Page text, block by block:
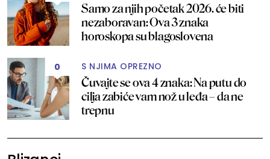
Samo za njih početak 2026. će biti
nezaboravan: Ova 3 znaka
horoskopa su blagoslovena
0 S NJIMA OPREZNO
Čuvajte se ova 4 znaka: Na putu do
cilja zabiće vam nož u leđa – da ne
trepnu